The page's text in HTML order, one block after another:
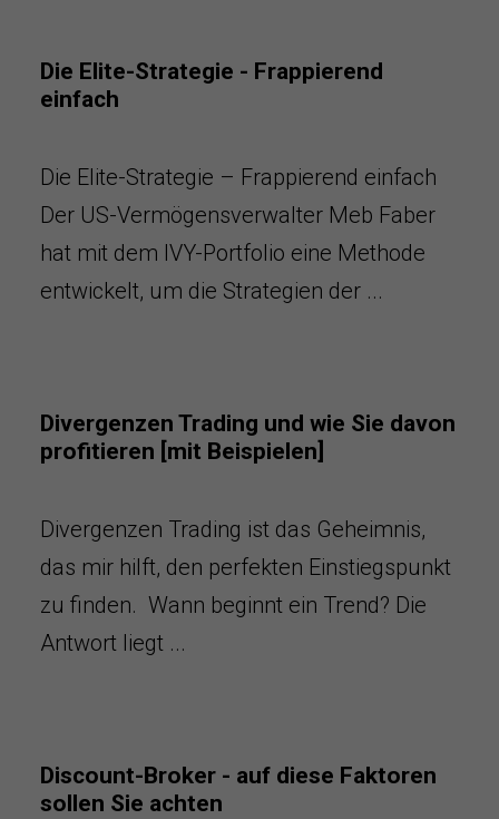
Die Elite-Strategie - Frappierend
einfach
Die Elite-Strategie – Frappierend einfach
Der US-Vermögensverwalter Meb Faber
hat mit dem IVY-Portfolio eine Methode
entwickelt, um die Strategien der ...
Divergenzen Trading und wie Sie davon
profitieren [mit Beispielen]
Divergenzen Trading ist das Geheimnis,
das mir hilft, den perfekten Einstiegspunkt
zu finden. Wann beginnt ein Trend? Die
Antwort liegt ...
Discount-Broker - auf diese Faktoren
sollen Sie achten